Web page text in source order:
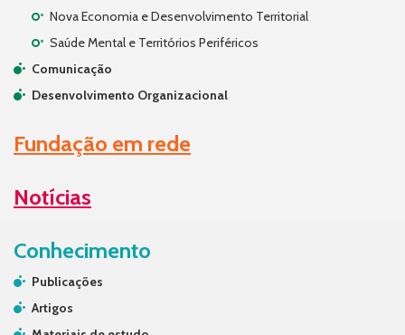
Nova Economia e Desenvolvimento Territorial
Saúde Mental e Territórios Periféricos
Comunicação
Desenvolvimento Organizacional
Fundação em rede
Notícias
Conhecimento
Publicações
Artigos